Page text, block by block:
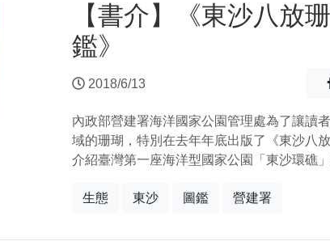
【書介】《東沙八放
鑑》
2018/6/13
內政部營建署海洋國家公園管理處為了讓讀
域的珊瑚，特別在去年年底出版了《東沙八
介紹臺灣第一座海洋型國家公園「東沙環礁」
生態 東沙 圖鑑 營建署